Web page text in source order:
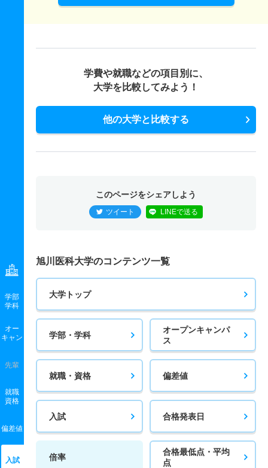
学部
学科
オー
キャン
先輩
就職
資格
偏差値
入試
学費や就職などの項目別に、
大学を比較してみよう！
他の大学と比較する
このページをシェアしよう
ツイート LINEで送る
旭川医科大学のコンテンツ一覧
大学トップ
学部・学科
オープンキャンパ
ス
就職・資格 偏差値
入試 合格発表日
倍率
合格最低点・平均
点